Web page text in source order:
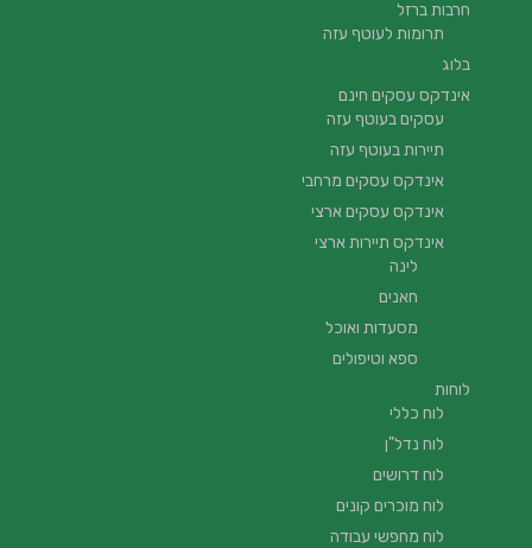
חרבות ברזל
תרומות לעוטף עזה
בלוג
אינדקס עסקים חינם
עסקים בעוטף עזה
תיירות בעוטף עזה
אינדקס עסקים מרחבי
אינדקס עסקים ארצי
אינדקס תיירות ארצי
לינה
חאנים
מסעדות ואוכל
ספא וטיפולים
לוחות
לוח כללי
לוח נדל"ן
לוח דרושים
לוח מוכרים קונים
לוח מחפשי עבודה